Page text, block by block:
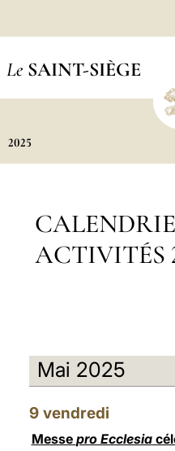
Le SAINT-SIÈGE
2025
ACTIVITÉS
Mai 2025
9 vendredi
Messe pro Ecclesia